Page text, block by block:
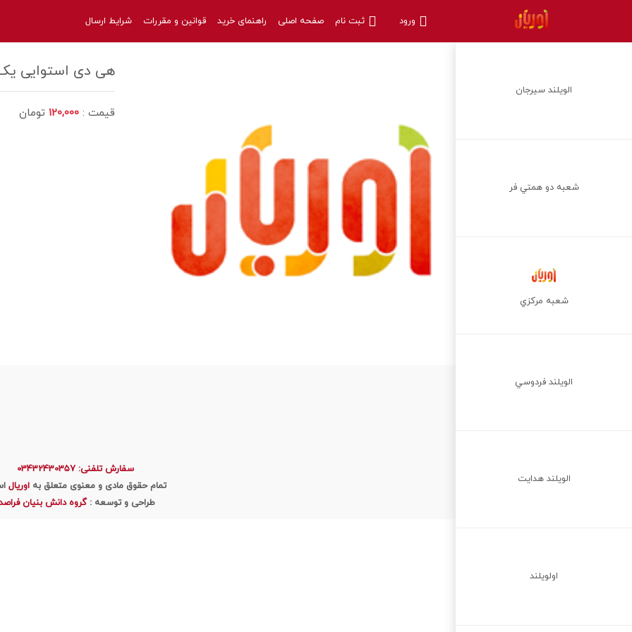
ورود ثبت نام صفحه اصلی راهنمای خرید قوانین و مقررات شرایط ارسال
الويلند سيرجان
شعبه دو همتي فر
شعبه مركزي
الويلند فردوسي
الويلند هدايت
اولويلند
هی دی استوایی
قیمت : 120,000 تومان
سفارش تلفنی: 03432430357
تمام حقوق مادی و معنوی متعلق بهاوریال
طراحی و توسعه :گروه دانش بنیان